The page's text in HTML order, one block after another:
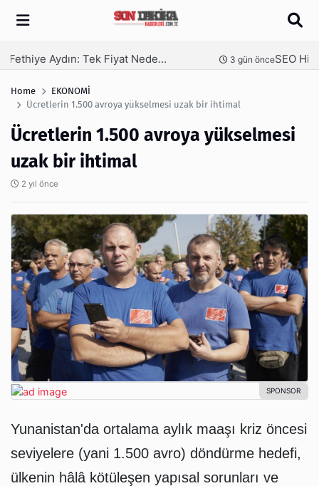
Arama 4 gün önce
Home
EKONOMİ
Ücretlerin 1.500 avroya yükselmesi uzak bir ihtimal
Ücretlerin 1.500 avroya yükselmesi
uzak bir ihtimal
2 yıl önce
Yunanistan'da ortalama aylık maaşı kriz öncesi
seviyelere (yani 1.500 avro) döndürme hedefi,
ülkenin hâlâ kötüleşen yapısal sorunları ve